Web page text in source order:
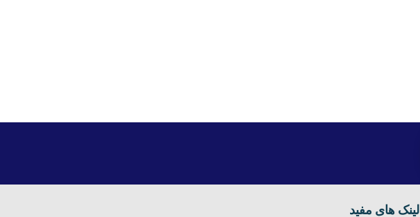
لینک های مفید